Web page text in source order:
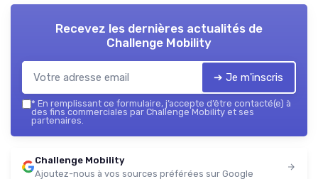
Recevez les dernières actualités de
Challenge Mobility
➔ Je m'inscris
* En remplissant ce formulaire, j’accepte d’être contacté(e) à
des fins commerciales par Challenge Mobility et ses
partenaires.
Challenge Mobility
Ajoutez-nous à vos sources préférées sur Google